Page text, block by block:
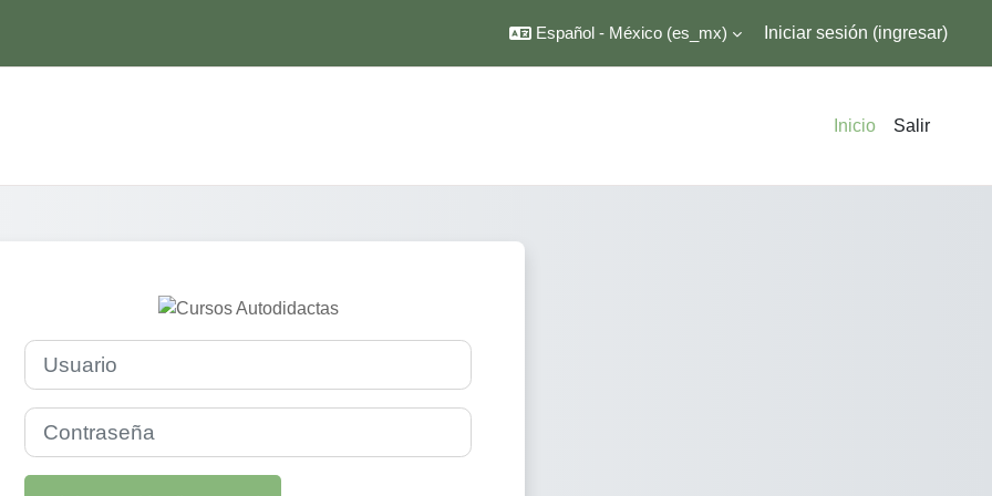
Español - México ‎(es_mx)‎ Iniciar sesión (ingresar)
Inicio Salir
Ingresar a Cursos Autodidactas
Usuario
Contraseña